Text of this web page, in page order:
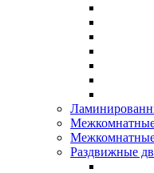
Раздвижные